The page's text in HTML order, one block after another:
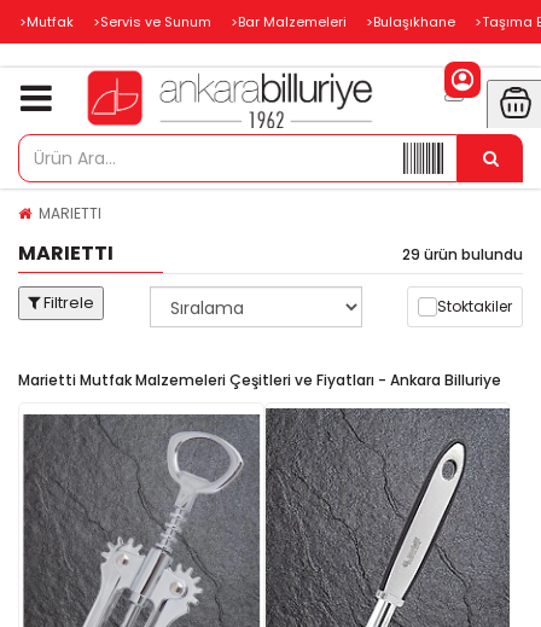
>Mutfak >Servis ve Sunum >Bar Malzemeleri >Bulaşıkhane >Taşıma
MARIETTI
MARIETTI 29 ürün bulundu
Filtrele Stoktakiler
Marietti Mutfak Malzemeleri Çeşitleri ve Fiyatları - Ankara Billuriye